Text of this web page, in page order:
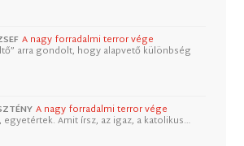
A nagy forradalmi terror vége
arra gondolt, hogy alapvető különbség
A nagy forradalmi terror vége
egyetértek. Amit írsz, az igaz, a katolikus…